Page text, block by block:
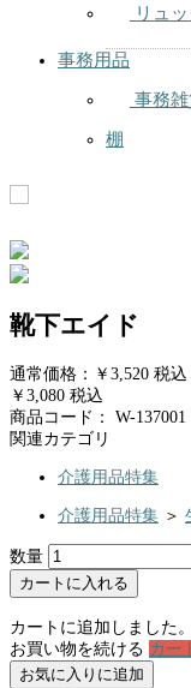
リュ
事務用品
事務
棚
靴下エイド
通常価格：￥3,520 税込
￥3,080 税込
商品コード： W-137001
関連カテゴリ
介護用品特集
介護用品特集 ＞
数量
カートに入れる
カートに追加しました。
お買い物を続ける カー
お気に入りに追加